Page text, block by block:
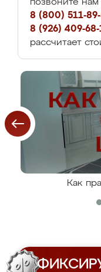
позвоните
8 (800) 511-
8 (926) 409-68-
рассчитает
Как